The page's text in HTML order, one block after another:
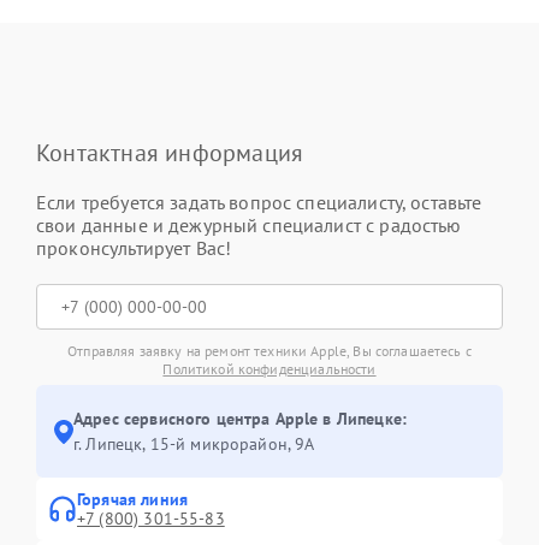
Контактная информация
Если требуется задать вопрос специалисту, оставьте
свои данные и дежурный специалист с радостью
проконсультирует Вас!
Отправляя заявку на ремонт техники Apple, Вы соглашаетесь с
Политикой конфиденциальности
Адрес сервисного центра Apple в Липецке:
г. Липецк, 15-й микрорайон, 9А
Горячая линия
+7 (800) 301-55-83